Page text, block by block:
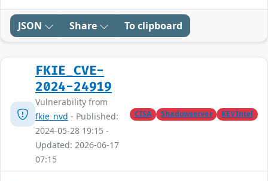
JSON Share To clipboard
FKIE_CVE-
2024-24919
Vulnerability from
fkie_nvd - Published:
2024-05-28 19:15 -
Updated: 2026-06-17
07:15
CISA Shadowserver KEVIntel